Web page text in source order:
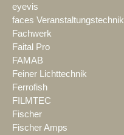
eyevis
faces Veranstaltungstechnik
Fachwerk
Faital Pro
FAMAB
Feiner Lichttechnik
Ferrofish
FILMTEC
Fischer
Fischer Amps